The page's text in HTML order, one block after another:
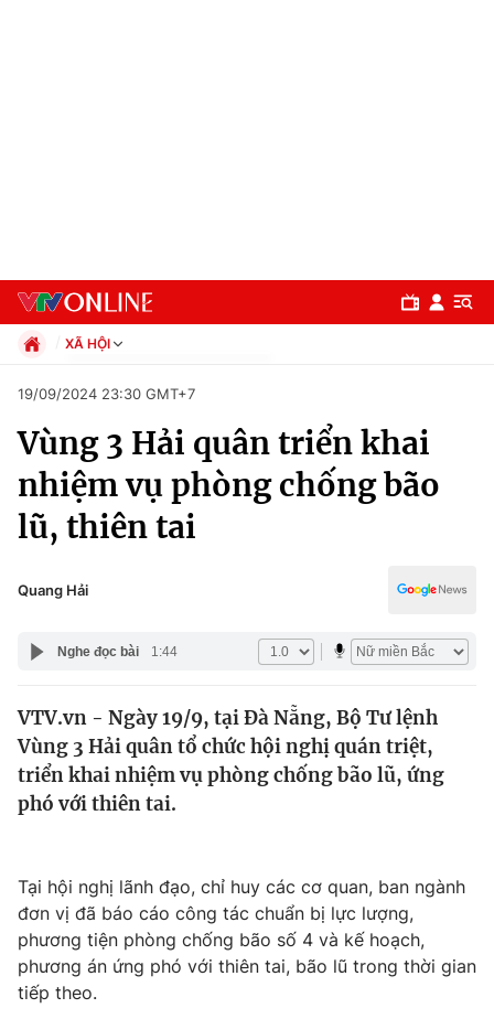
Chuyên mục
Chính trị
Thế giới
Tin tức
Câu chuyện quốc tế
Kinh tế
Thị trường
Góc doanh nghiệp
Dữ liệu và đời sống
Truyền hình
Phim VTV
XÃ HỘI
Xã hội
Pháp luật
Kinh tế
Thể thao
Truyền hình
Giáo dục
19/09/2024 23:30 GMT+7
Vùng 3 Hải quân triển khai
nhiệm vụ phòng chống bão
lũ, thiên tai
Quang Hải
Nghe đọc bài 1:44
VTV.vn - Ngày 19/9, tại Đà Nẵng, Bộ Tư lệnh
Vùng 3 Hải quân tổ chức hội nghị quán triệt,
triển khai nhiệm vụ phòng chống bão lũ, ứng
phó với thiên tai.
Tại hội nghị lãnh đạo, chỉ huy các cơ quan, ban ngành
đơn vị đã báo cáo công tác chuẩn bị lực lượng,
phương tiện phòng chống bão số 4 và kế hoạch,
phương án ứng phó với thiên tai, bão lũ trong thời gian
tiếp theo.